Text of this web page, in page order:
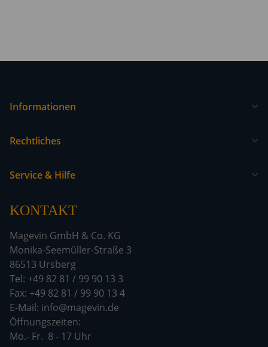
Informationen
Rechtliches
Service & Hilfe
KONTAKT
Magevin GmbH & Co. KG
Monika-Seemüller-Straße 3
86513 Ursberg
Tel: +49 82 81 / 99 90 13 3
Fax: +49 82 81 / 99 90 13 4
E-Mail: info@magevin.de
Mo.- Fr. 8 - 17 Uhr